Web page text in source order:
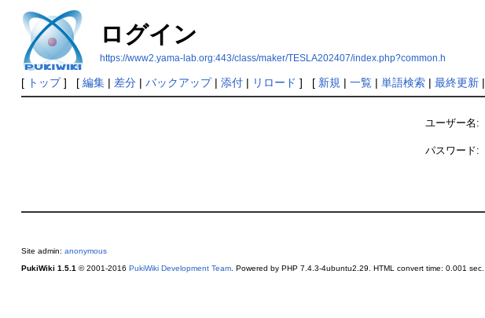
ログイン
https://www2.yama-lab.org:443/class/maker/TESLA202407/index.php?common.h
[ トップ] [ 編集| 差分| バックアップ| 添付| リロード ] [ 新規 | 一覧| 単語検索| 最終更新|
ユーザー名:
パスワード:
Site admin: anonymous
PukiWiki 1.5.1 © 2001-2016 PukiWiki Development Team. Powered by PHP 7.4.3-4ubuntu2.29. HTML convert time: 0.001 sec.